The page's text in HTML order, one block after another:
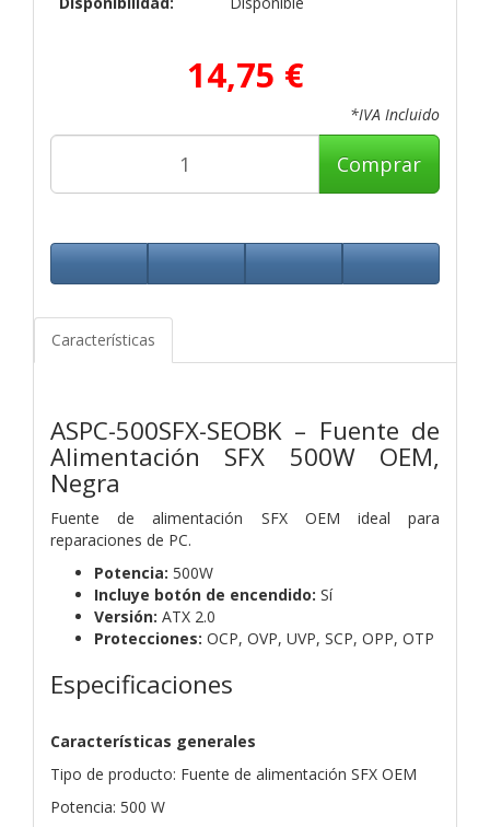
14,75 €
*IVA Incluido
Comprar
Características
ASPC-500SFX-SEOBK – Fuente de
Alimentación SFX 500W OEM,
Negra
Fuente de alimentación SFX OEM ideal para
reparaciones de PC.
Potencia: 500W
Incluye botón de encendido: Sí
Versión: ATX 2.0
Protecciones: OCP, OVP, UVP, SCP, OPP, OTP
Especificaciones
Características generales
Tipo de producto: Fuente de alimentación SFX OEM
Potencia: 500 W